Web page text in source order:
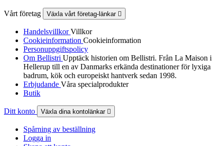
Vårt företag Växla vårt företag-länkar 
HandelsvillkorVillkor
Cookieinformation Cookieinformation
Personuppgiftspolicy
Om Bellistri Upptäck historien om Bellistri. Från La Maison i
Hellerup till en av Danmarks erkända destinationer för lyxiga
badrum, kök och europeiskt hantverk sedan 1998.
Erbjudande Våra specialprodukter
Butik
Ditt konto Växla dina kontolänkar 
Spårning av beställning
Logga in